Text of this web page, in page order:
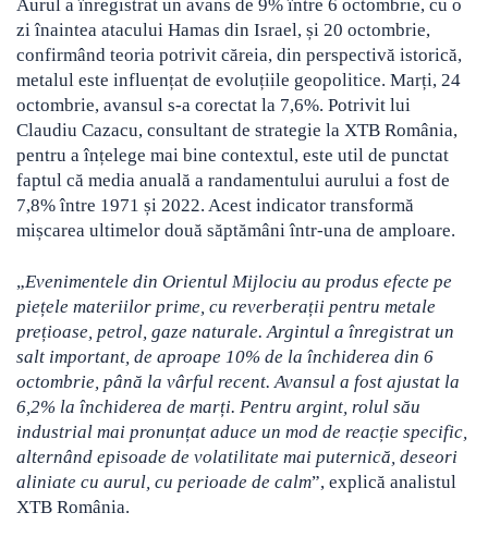
Aurul a înregistrat un avans de 9% între 6 octombrie, cu o
zi înaintea atacului Hamas din Israel, și 20 octombrie,
confirmând teoria potrivit căreia, din perspectivă istorică,
metalul este influențat de evoluțiile geopolitice. Marți, 24
octombrie, avansul s-a corectat la 7,6%. Potrivit lui
Claudiu Cazacu, consultant de strategie la XTB România,
pentru a înțelege mai bine contextul, este util de punctat
faptul că media anuală a randamentului aurului a fost de
7,8% între 1971 și 2022. Acest indicator transformă
mișcarea ultimelor două săptămâni într-una de amploare.
„Evenimentele din Orientul Mijlociu au produs efecte pe
piețele materiilor prime, cu reverberații pentru metale
prețioase, petrol, gaze naturale. Argintul a înregistrat un
salt important, de aproape 10% de la închiderea din 6
octombrie, până la vârful recent. Avansul a fost ajustat la
6,2% la închiderea de marți. Pentru argint, rolul său
industrial mai pronunțat aduce un mod de reacție specific,
alternând episoade de volatilitate mai puternică, deseori
aliniate cu aurul, cu perioade de calm”, explică analistul
XTB România.